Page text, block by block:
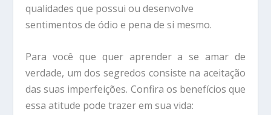
qualidades que possui ou desenvolve
sentimentos de ódio e pena de si mesmo.
Para você que quer aprender a se amar de
verdade, um dos segredos consiste na aceitação
das suas imperfeições. Confira os benefícios que
essa atitude pode trazer em sua vida: